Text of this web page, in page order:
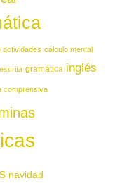
actividades cálculo mental
gramática inglés
comprensiva
navidad